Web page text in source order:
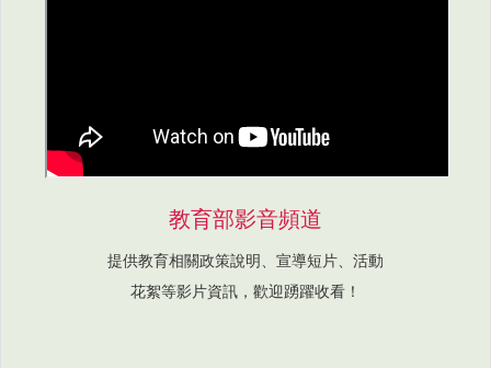
教育部影音頻道
提供教育相關政策說明、宣導短片、活動
花絮等影片資訊，歡迎踴躍收看！